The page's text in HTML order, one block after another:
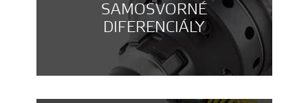
SAMOSVORNÉ
DIFERENCIÁLY